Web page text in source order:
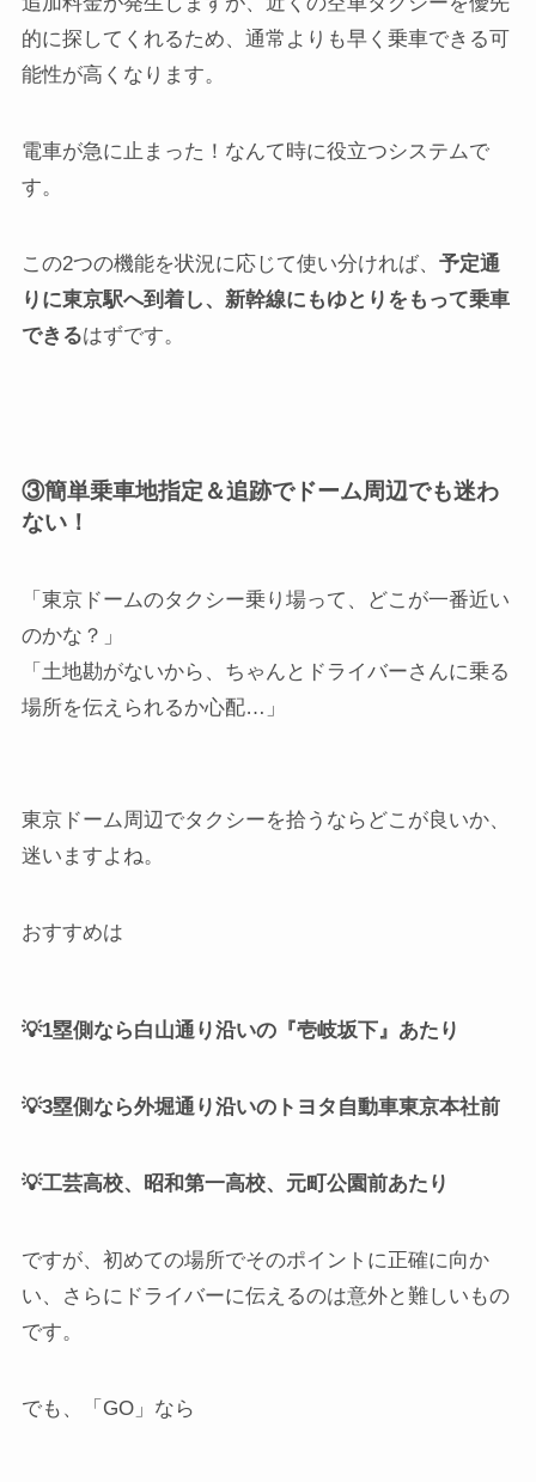
的に探してくれるため、通常よりも早く乗車できる可
能性が高くなります。
電車が急に止まった！なんて時に役立つシステムで
す。
この2つの機能を状況に応じて使い分ければ、 予定通
りに東京駅へ到着し、新幹線にもゆとりをもって乗車
できるはずです。
③簡単乗車地指定＆追跡でドーム周辺でも迷わ
ない！
「東京ドームのタクシー乗り場って、どこが一番近い
のかな？」
「土地勘がないから、ちゃんとドライバーさんに乗る
場所を伝えられるか心配…」
東京ドーム周辺でタクシーを拾うならどこが良いか、
迷いますよね。
おすすめは
💡1塁側なら白山通り沿いの『壱岐坂下』あたり
💡3塁側なら外堀通り沿いのトヨタ自動車東京本社前
💡工芸高校、昭和第一高校、元町公園前あたり
ですが、初めての場所でそのポイントに正確に向か
い、さらにドライバーに伝えるのは意外と難しいもの
です。
でも、「GO」なら